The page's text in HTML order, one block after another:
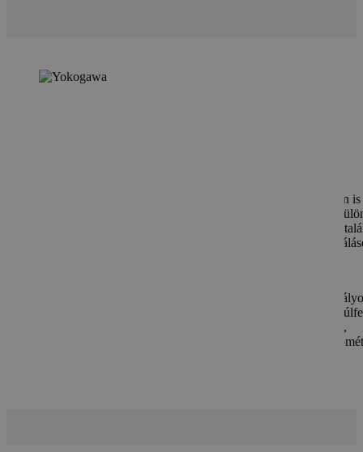
A Yokogawa a nyomástávadók és áramlásmérők területén is
kiemelkedő. Nyomástávadóik közé tartoznak a
és multiparaméteres távadók. Áramlásmérőik között
tömeg- és térfogatáram mérők, rotaméterek és
Műszertermi eszközeik széles választékot kínálnak:
regisztrálók, kijelzők, adatgyűjtők, jel-kondicionálók és
levezetők. Az analitika területén gáz elemzők, pH, redox,
vezetőképesség és oldott oxigén mérők, valamint